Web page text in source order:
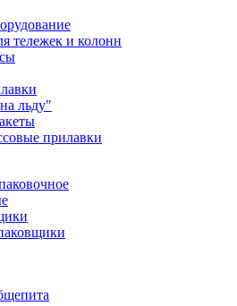
тележек и колонн
льду"
прилавки